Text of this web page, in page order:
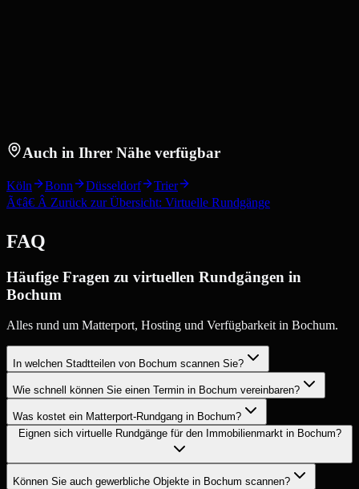
Auch in Ihrer Nähe verfügbar
Köln Bonn Düsseldorf
Trier
Ã¢â€ Â Zurück zur Übersicht: Virtuelle Rundgänge
FAQ
Häufige Fragen zu virtuellen Rundgängen in
Bochum
Alles rund um Matterport, Hosting und Verfügbarkeit in Bochum.
In welchen Stadtteilen von Bochum scannen Sie?
Wie schnell können Sie einen Termin in Bochum vereinbaren?
Was kostet ein Matterport-Rundgang in Bochum?
Eignen sich virtuelle Rundgänge für den Immobilienmarkt in Bochum?
Können Sie auch gewerbliche Objekte in Bochum scannen?